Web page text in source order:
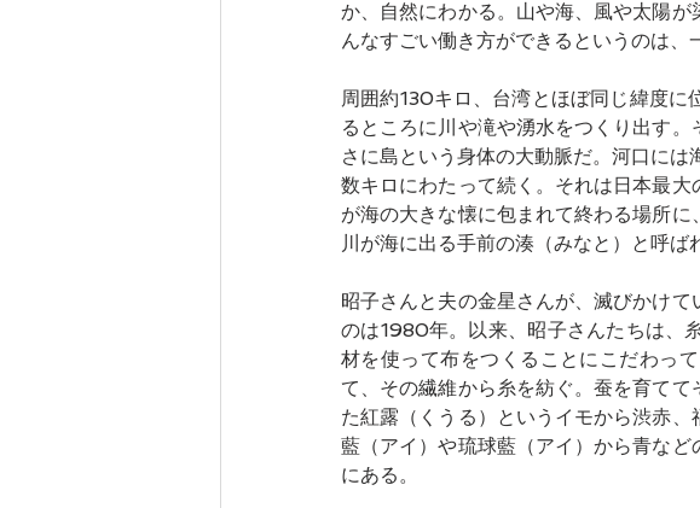
か、自然にわかる。山や海、風や太陽
んなすごい働き方ができるというのは、
周囲約130キロ、台湾とほぼ同じ緯度に
るところに川や滝や湧水をつくり出す
さに島という身体の大動脈だ。河口に
数キロにわたって続く。それは日本最
が海の大きな懐に包まれて終わる場所に
川が海に出る手前の湊（みなと）と呼ば
昭子さんと夫の金星さんが、滅びかけ
のは1980年。以来、昭子さんたちは、
材を使って布をつくることにこだわっ
て、その繊維から糸を紡ぐ。蚕を育て
た紅露（くうる）というイモから渋赤
藍（アイ）や琉球藍（アイ）から青な
にある。